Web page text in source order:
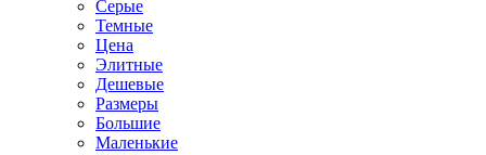
Серые
Темные
Цена
Элитные
Дешевые
Размеры
Большие
Маленькие